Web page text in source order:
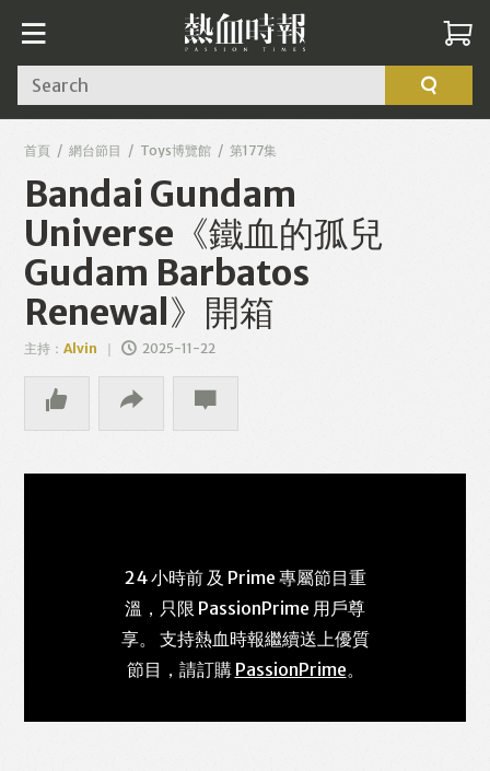
Search
首頁 網台節目 Toys博覽館 第177集
Bandai Gundam
Universe《鐵血的孤兒
Gudam Barbatos
Renewal》開箱
主持：Alvin 2025-11-22
24 小時前 及 Prime 專屬節目重
溫，只限 PassionPrime 用戶尊
享。 支持熱血時報繼續送上優質
節目，請訂購 PassionPrime。